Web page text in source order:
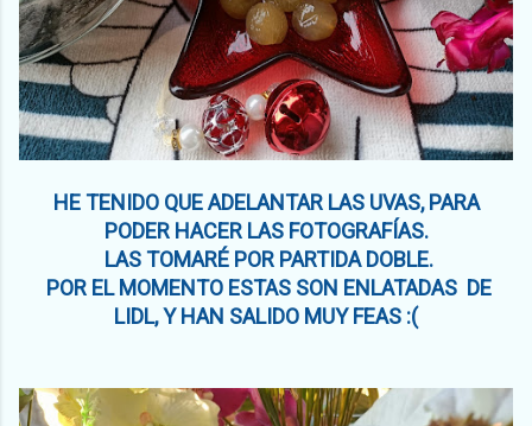
HE TENIDO QUE ADELANTAR LAS UVAS, PARA
PODER HACER LAS FOTOGRAFÍAS.
LAS TOMARÉ POR PARTIDA DOBLE.
POR EL MOMENTO ESTAS SON ENLATADAS DE
LIDL, Y HAN SALIDO MUY FEAS :(